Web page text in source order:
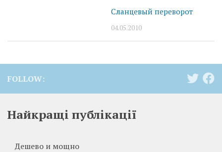
Сланцевый переворот
04.05.2010
FOLLOW:
Найкращі публікації
Дешево и мощно